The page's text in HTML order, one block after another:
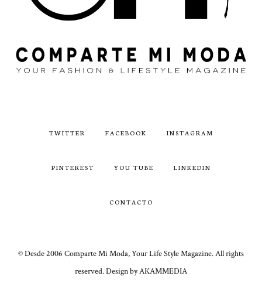
TWITTER FACEBOOK INSTAGRAM
PINTEREST YOU TUBE LINKEDIN
CONTACTO
© Desde 2006 Comparte Mi Moda, Your Life Style Magazine. All rights
reserved. Design by AKAMMEDIA